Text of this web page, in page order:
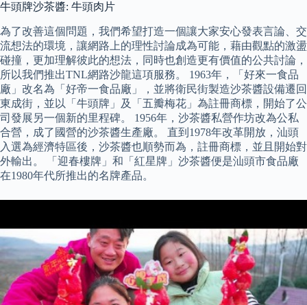
牛頭牌沙茶醬: 牛頭肉片
為了改善這個問題，我們希望打造一個讓大家安心發表言論、交
流想法的環境，讓網路上的理性討論成為可能，藉由觀點的激盪
碰撞，更加理解彼此的想法，同時也創造更有價值的公共討論，
所以我們推出TNL網路沙龍這項服務。 1963年，「好來一食品
廠」改名為「好帝一食品廠」，並將衛民街製造沙茶醬設備遷回
東成街，並以「牛頭牌」及「五瓣梅花」為註冊商標，開始了公
司發展另一個新的里程碑。 1956年，沙茶醬私營作坊改為公私
合營，成了國營的沙茶醬生產廠。 直到1978年改革開放，汕頭
入選為經濟特區後，沙茶醬也順勢而為，註冊商標，並且開始對
外輸出。 「迎春樓牌」和「紅星牌」沙茶醬便是汕頭市食品廠
在1980年代所推出的名牌產品。